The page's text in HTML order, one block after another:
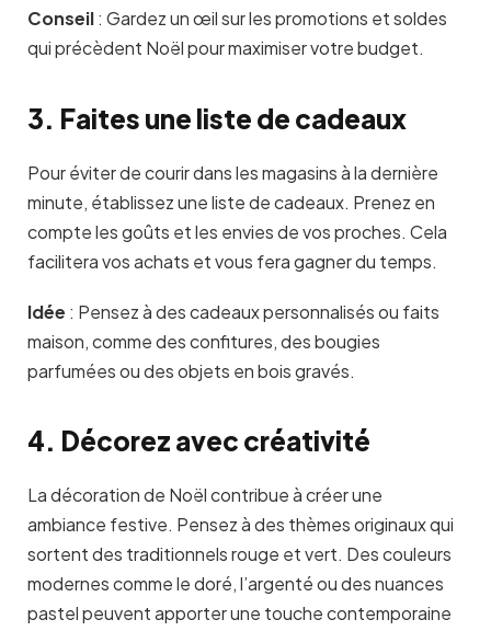
Conseil: Gardez un œil sur les promotions et soldes
qui précèdent Noël pour maximiser votre budget.
3. Faites une liste de cadeaux
Pour éviter de courir dans les magasins à la dernière
minute, établissez une liste de cadeaux. Prenez en
compte les goûts et les envies de vos proches. Cela
facilitera vos achats et vous fera gagner du temps.
Idée : Pensez à des cadeaux personnalisés ou faits
maison, comme des confitures, des bougies
parfumées ou des objets en bois gravés.
4. Décorez avec créativité
La décoration de Noël contribue à créer une
ambiance festive. Pensez à des thèmes originaux qui
sortent des traditionnels rouge et vert. Des couleurs
modernes comme le doré, l’argenté ou des nuances
pastel peuvent apporter une touche contemporaine